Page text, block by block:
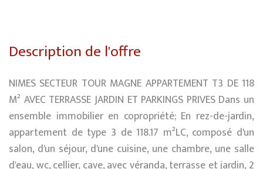
Description de l'offre
NIMES SECTEUR TOUR MAGNE APPARTEMENT T3 DE 118
M² AVEC TERRASSE JARDIN ET PARKINGS PRIVES Dans un
ensemble immobilier en copropriété; En rez-de-jardin,
appartement de type 3 de 118.17 m²LC, composé d'un
salon, d'un séjour, d'une cuisine, une chambre, une salle
d'eau, wc, cellier, cave, avec véranda, terrasse et jardin, 2